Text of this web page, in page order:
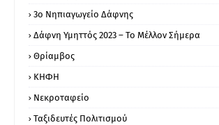
3ο Νηπιαγωγείο Δάφνης
Δάφνη Υμηττός 2023 – Το Μέλλον Σήμερα
Θρίαμβος
ΚΗΦΗ
Νεκροταφείο
Ταξιδευτές Πολιτισμού